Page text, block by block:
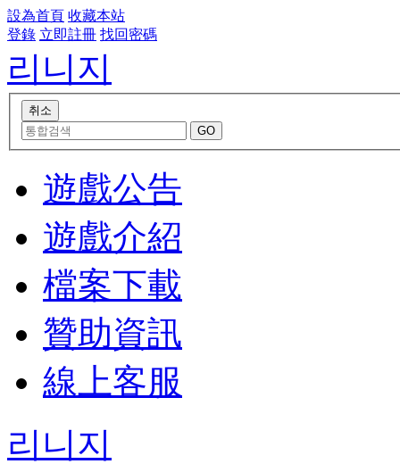
設為首頁 收藏本站
登錄 立即註冊 找回密碼
리니지
遊戲公告
遊戲介紹
檔案下載
贊助資訊
線上客服
리니지